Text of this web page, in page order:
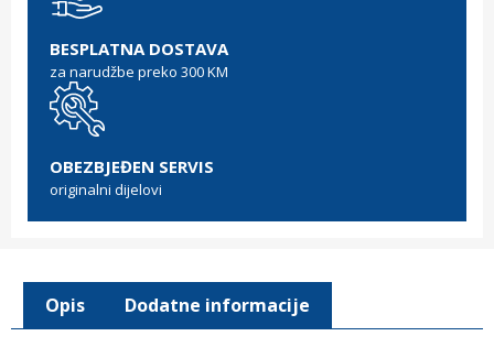
BESPLATNA DOSTAVA
za narudžbe preko 300 KM
OBEZBJEĐEN SERVIS
originalni dijelovi
Opis Dodatne informacije